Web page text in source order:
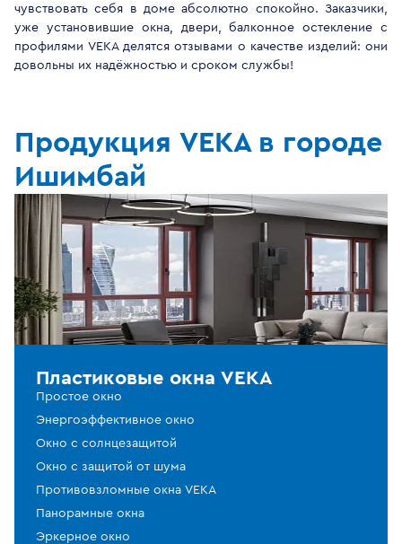
чувствовать себя в доме абсолютно спокойно. Заказчики,
уже установившие окна, двери, балконное остекление с
профилями VEKA делятся отзывами о качестве изделий: они
довольны их надёжностью и сроком службы!
Продукция VEKA в городе
Ишимбай
Пластиковые окна VEKA
Простое окно
Энергоэффективное окно
Окно с солнцезащитой
Окно с защитой от шума
Противовзломные окна VEKA
Панорамные окна
Эркерное окно